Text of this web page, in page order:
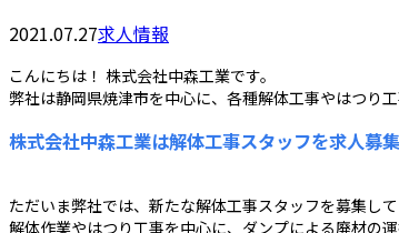
2021.07.27求人情報
こんにちは！ 株式会社中森工業です。
弊社は静岡県焼津市を中心に、各種解体工事やはつり工
株式会社中森工業は解体工事スタッフを求人募
ただいま弊社では、新たな解体工事スタッフを募集して
解体作業やはつり工事を中心に、ダンプによる廃材の